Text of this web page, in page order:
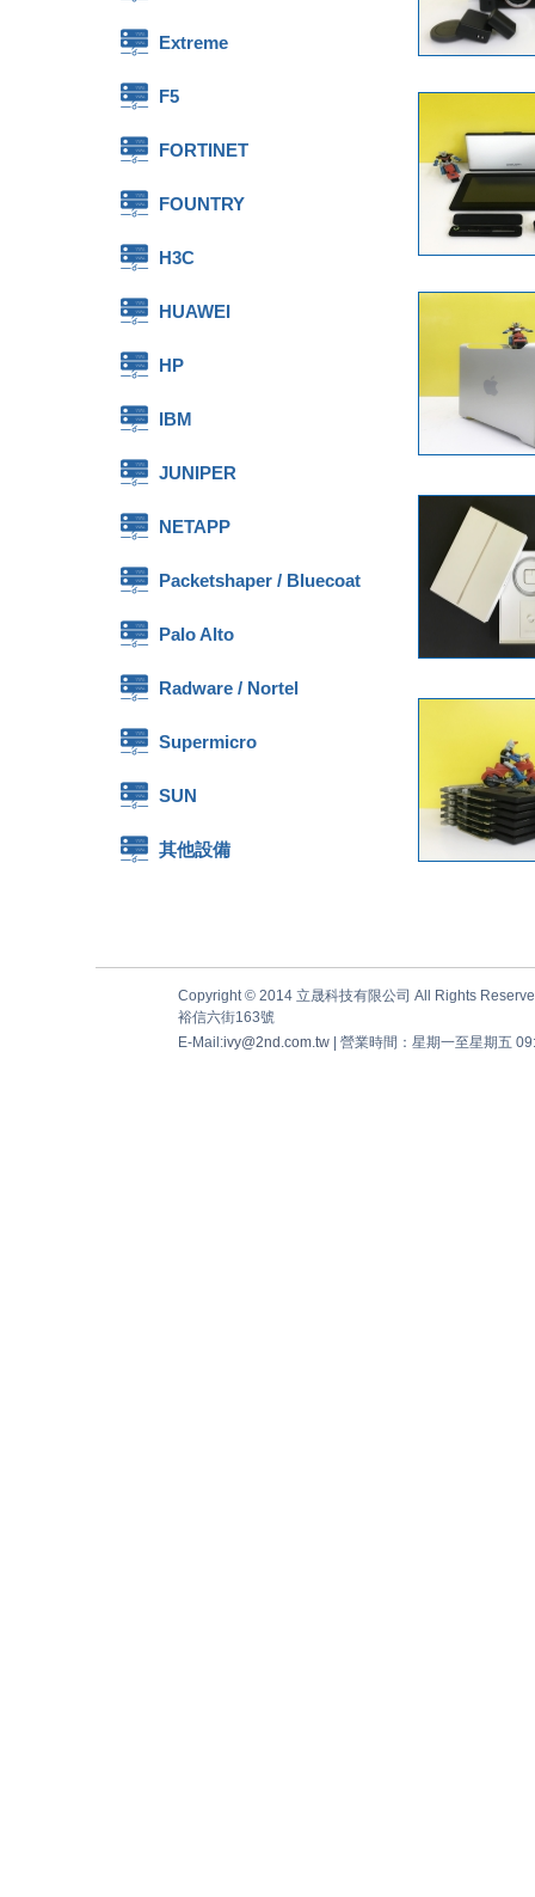
Extreme
F5
FORTINET
FOUNTRY
H3C
HUAWEI
HP
IBM
JUNIPER
NETAPP
Packetshaper / Bluecoat
Palo Alto
Radware / Nortel
Supermicro
SUN
其他設備
Copyright © 2014 立晟科技有限公司 All Rights
裕信六街163號
E-Mail:ivy@2nd.com.tw | 營業時間：星期一至星期五